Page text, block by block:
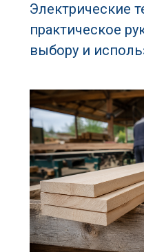
Электрические
практическое
выбору и